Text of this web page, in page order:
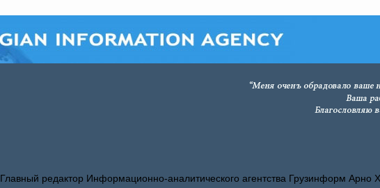
Главный редактор Информационно-аналитического агентства Грузинформ Арно